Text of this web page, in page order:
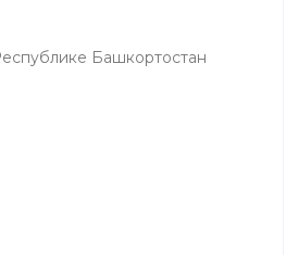
Башкортостан